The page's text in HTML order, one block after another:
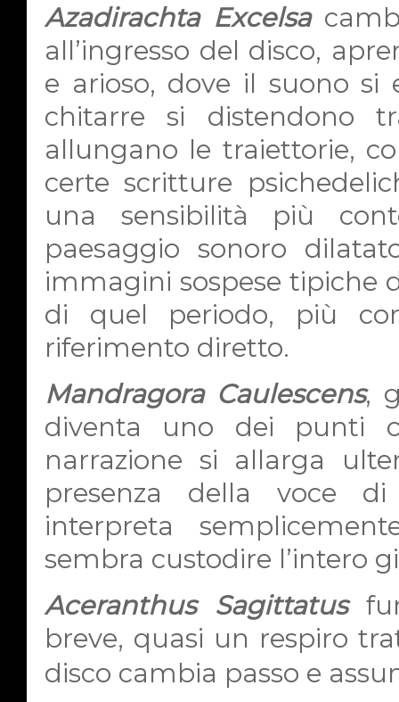
Azadirachta Excelsa
all’ingresso del disco,
e arioso, dove il suono si
chitarre si distendono
allungano le traiettorie,
certe scritture
una sensibilità più
paesaggio sonoro
immagini sospese tipiche
di quel periodo, più
riferimento diretto.
Mandragora Caulescens,
diventa uno dei punti
narrazione si allarga
presenza della voce
interpreta
sembra custodire l’intero
Aceranthus Sagittatus
breve, quasi un respiro
disco cambia passo e